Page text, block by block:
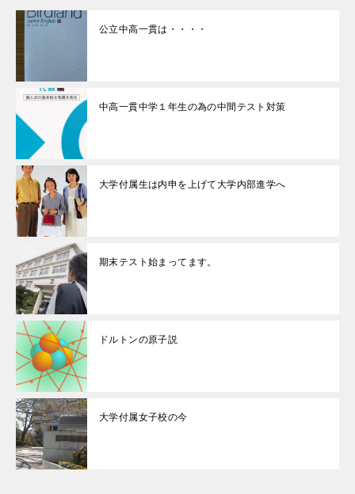
公立中高一貫は・・・・
中高一貫中学１年生の為の中間テスト対策
大学付属生は内申を上げて大学内部進学へ
期末テスト始まってます。
ドルトンの原子説
大学付属女子校の今